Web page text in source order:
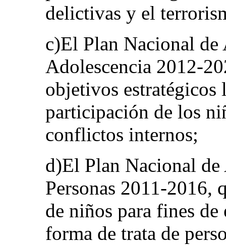
delictivas y el
c)El Plan Nacional
Adolescencia 2012-
objetivos
participación de los
conflictos internos;
d)El Plan Nacional
Personas 2011-2016,
de niños para fines
forma de trata de